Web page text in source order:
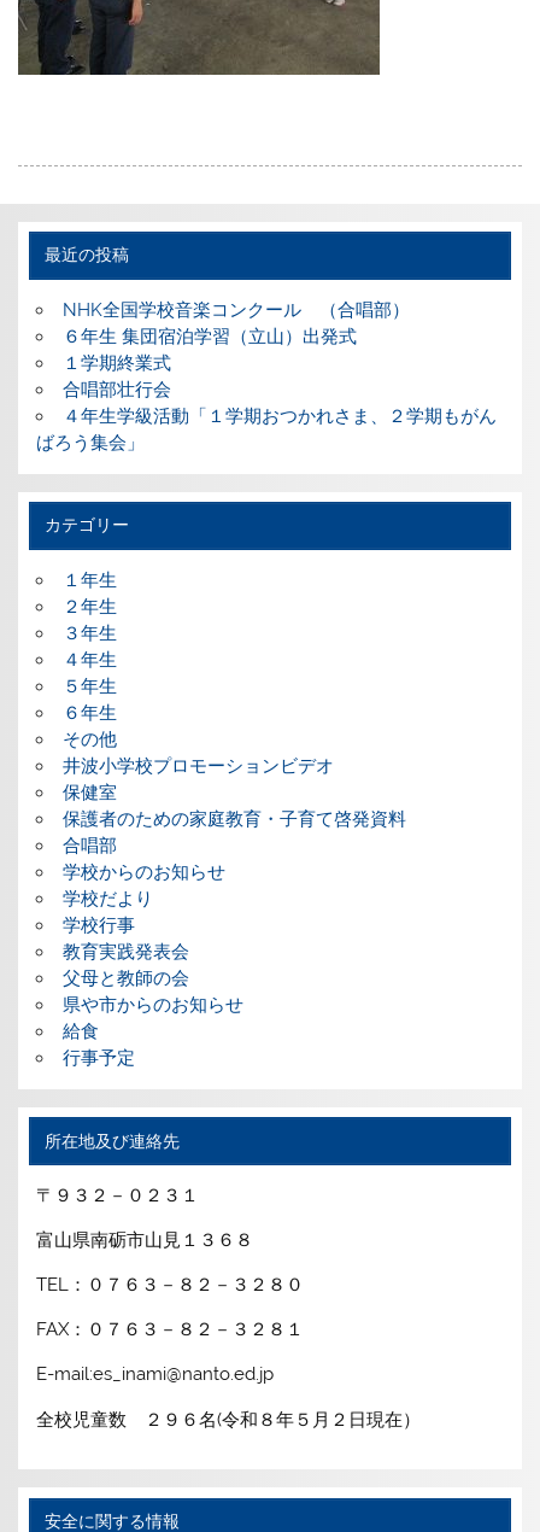
最近の投稿
NHK全国学校音楽コンクール （合唱部）
６年生 集団宿泊学習（立山）出発式
１学期終業式
合唱部壮行会
４年生学級活動「１学期おつかれさま、２学期もがん
ばろう集会」
カテゴリー
１年生
２年生
３年生
４年生
５年生
６年生
その他
井波小学校プロモーションビデオ
保健室
保護者のための家庭教育・子育て啓発資料
合唱部
学校からのお知らせ
学校だより
学校行事
教育実践発表会
父母と教師の会
県や市からのお知らせ
給食
行事予定
所在地及び連絡先
〒９３２－０２３１
富山県南砺市山見１３６８
TEL：０７６３－８２－３２８０
FAX：０７６３－８２－３２８１
E-mail:es_inami@nanto.ed.jp
全校児童数 ２９６名(令和８年５月２日現在）
安全に関する情報